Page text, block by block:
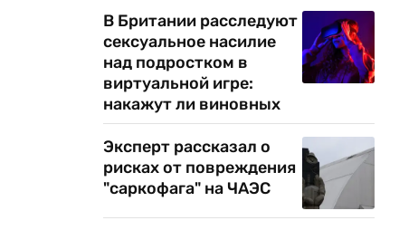
В Британии расследуют
сексуальное насилие
над подростком в
виртуальной игре:
накажут ли виновных
Эксперт рассказал о
рисках от повреждения
"саркофага" на ЧАЭС